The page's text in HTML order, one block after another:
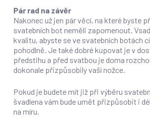
Pár rad na závěr
Nakonec už jen pár věcí, na které byste
svatebních bot neměli zapomenout.
kvalitu, abyste se ve svatebních botách
pohodlně. Je také dobré kupovat je v
předstihu a před svatbou je doma
dokonale přizpůsobily vaší nožce.
Pokud je budete mít již při výběru
švadlena vám bude umět přizpůsobit i
na míru.